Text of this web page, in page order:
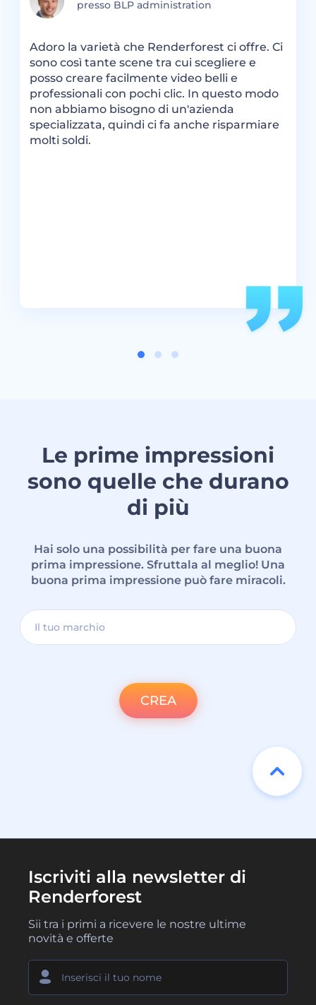
presso BLP administration
Adoro la varietà che Renderforest ci offre. Ci
sono così tante scene tra cui scegliere e
posso creare facilmente video belli e
professionali con pochi clic. In questo modo
non abbiamo bisogno di un'azienda
specializzata, quindi ci fa anche risparmiare
molti soldi.
Le prime impressioni
sono quelle che durano
di più
Hai solo una possibilità per fare una buona
prima impressione. Sfruttala al meglio! Una
buona prima impressione può fare miracoli.
CREA
Iscriviti alla newsletter di
Renderforest
Sii tra i primi a ricevere le nostre ultime
novità e offerte